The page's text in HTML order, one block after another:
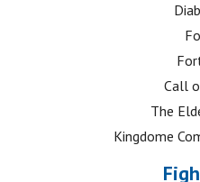
Call
The
Kingdome